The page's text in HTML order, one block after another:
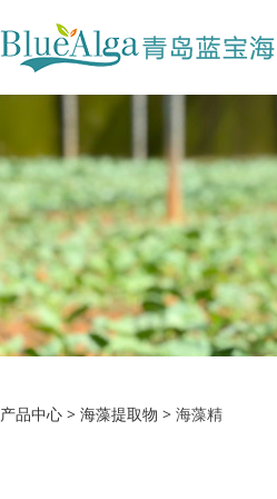
海藻精
产品中心 > 海藻提取物 > 海藻精